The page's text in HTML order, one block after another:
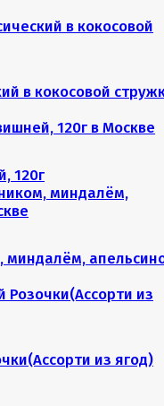
в кокосовой
120г
миндалём,
из ягод)